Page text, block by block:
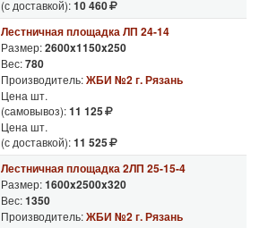
(с доставкой):10 460
Лестничная площадка ЛП 24-14
Размер:2600x1150x250
Вес:780
Производитель:ЖБИ №2 г. Рязань
Цена шт.
(самовывоз):11 125
Цена шт.
(с доставкой):11 525
Лестничная площадка 2ЛП 25-15-4
Размер:1600x2500x320
Вес:1350
Производитель:ЖБИ №2 г. Рязань